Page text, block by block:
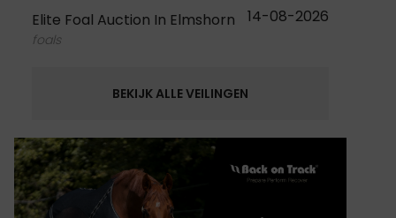
Elite Foal Auction In Elmshorn
foals
14-08-2026
BEKIJK ALLE VEILINGEN